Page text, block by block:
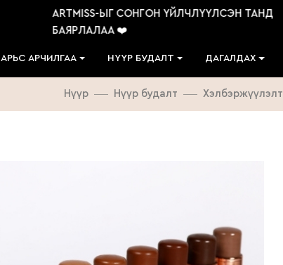
ARTMISS-ЫГ СОНГОН ҮЙЛЧЛҮҮЛСЭН ТАНД
БАЯРЛАЛАА ❤️
АРЬС АРЧИЛГАА НҮҮР БУДАЛТ ДАГАЛДАХ
Нүүр Нүүр будалт Хэлбэржүүлэлт